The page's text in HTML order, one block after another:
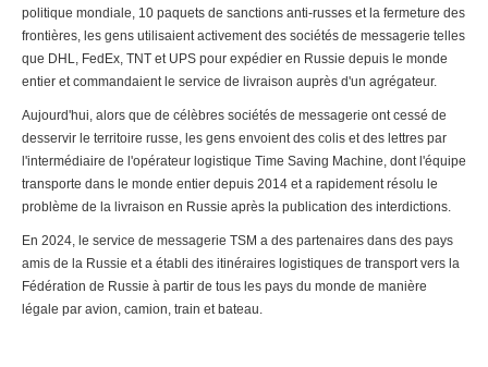
politique mondiale, 10 paquets de sanctions anti-russes et la fermeture des
frontières, les gens utilisaient activement des sociétés de messagerie telles
que DHL, FedEx, TNT et UPS pour expédier en Russie depuis le monde
entier et commandaient le service de livraison auprès d'un agrégateur.
Aujourd'hui, alors que de célèbres sociétés de messagerie ont cessé de
desservir le territoire russe, les gens envoient des colis et des lettres par
l'intermédiaire de l'opérateur logistique Time Saving Machine, dont l'équipe
transporte dans le monde entier depuis 2014 et a rapidement résolu le
problème de la livraison en Russie après la publication des interdictions.
En 2024, le service de messagerie TSM a des partenaires dans des pays
amis de la Russie et a établi des itinéraires logistiques de transport vers la
Fédération de Russie à partir de tous les pays du monde de manière
légale par avion, camion, train et bateau.